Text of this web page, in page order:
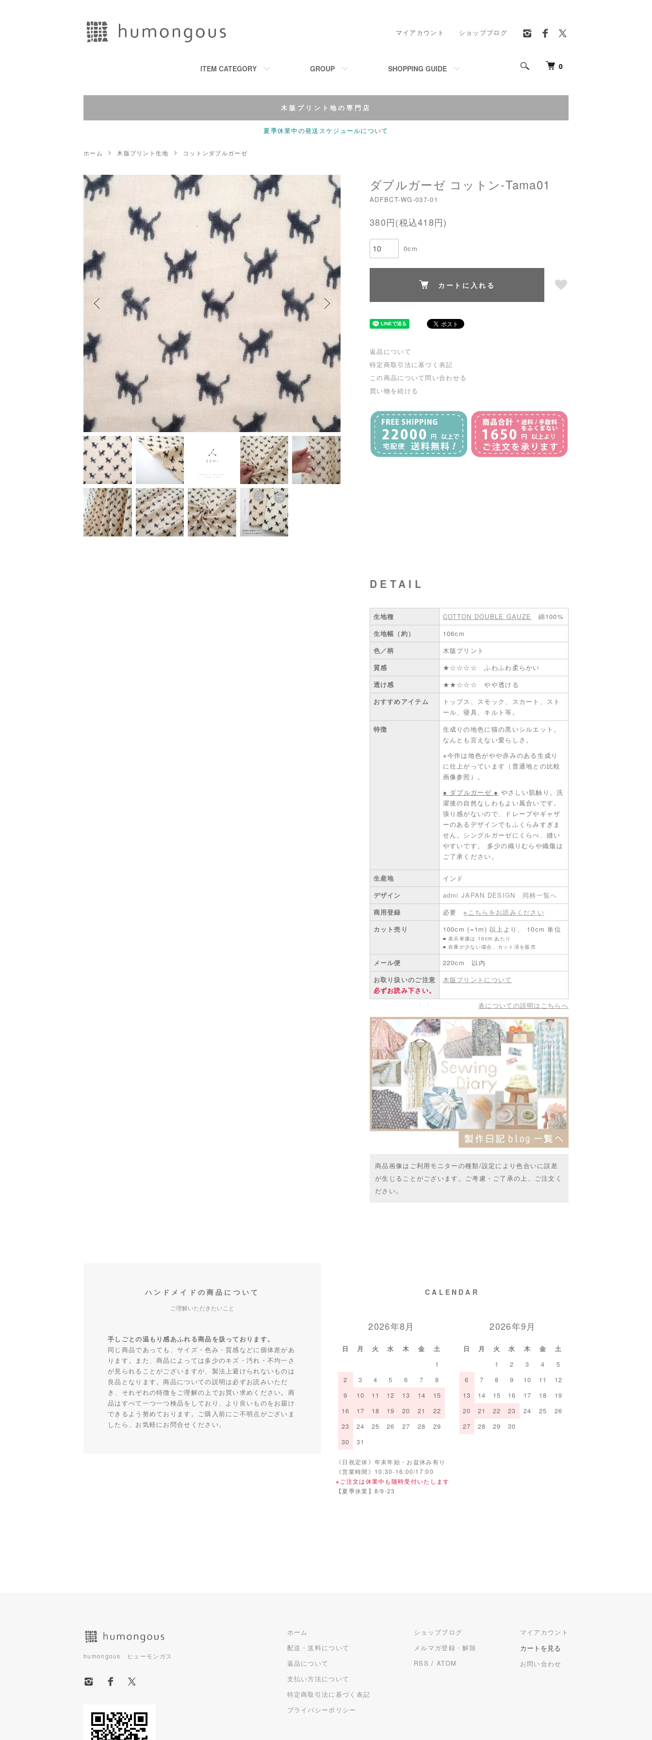
0
ITEM CATEGORY GROUP SHOPPING GUIDE
マイアカウント ショップブログ
木版プリント地の専門店
夏季休業中の発送スケジュールについて
ホーム 木版プリント生地 コットンダブルガーゼ
ダブルガーゼ コットン-Tama01
ADFBCT-WG-037-01
380円(税込418円)
0cm
カートに入れる
返品について
特定商取引法に基づく表記
この商品について問い合わせる
買い物を続ける
DETAIL
生地種 COTTON DOUBLE GAUZE
綿100%
生地幅（約）
106cm
色／柄
木版プリント
質感
★☆☆☆☆ ふわふわ柔らかい
透け感
★★☆☆☆ やや透ける
おすすめアイテム
トップス、スモック、スカート、スト
ール、寝具、キルト等。
特徴
生成りの地色に猫の黒いシルエット。
なんとも言えない愛らしさ。
※今作は地色がやや赤みのある生成り
に仕上がっています（普通地との比較
画像参照）。
● ダブルガーゼ ● やさしい肌触り。洗
濯後の自然なしわもよい風合いです。
張り感がないので、ドレープやギャザ
ーのあるデザインでもふくらみすぎま
せん。シングルガーゼにくらべ、縫い
やすいです。 多少の織りむらや織傷は
ご了承ください。
生産地
インド
デザイン
admi JAPAN DESIGN
同柄一覧へ
商用登録
必要※こちらをお読みください
カット売り
100cm (=1m) 以上より、 10cm 単位
■ 表示単価は 10cm あたり
■ 在庫が少ない場合、カット済を販売
メール便
220cm 以内
お取り扱いのご注意
必ずお読み下さい。
木版プリントについて
表についての説明はこちらへ
商品画像はご利用モニターの種類/設定により色合いに誤差
が生じることがございます。ご考慮・ご了承の上、ご注文く
ださい。
ハンドメイドの商品について
ご理解いただきたいこと
手しごとの温もり感あふれる商品を扱っております。
同じ商品であっても、サイズ・色み・質感などに個体差があ
ります。また、商品によっては多少のキズ・汚れ・不均一さ
が見られることがございますが、製法上避けられないものは
良品となります。商品についての説明は必ずお読みいただ
き、それぞれの特徴をご理解の上でお買い求めください。商
品はすべて一つ一つ検品をしており、より良いものをお届け
できるよう努めております。ご購入前にご不明点がございま
したら、お気軽にお問合せください。
CALENDAR
2026年8月
日 月 火 水 木 金
土
1
2
3 4 5 6 7
8
9
10 11 12 13 14
15
16
17 18 19 20 21
22
23
24 25 26 27 28
29
30
31
2026年9月
日 月 火 水 木 金
土
1
2 3 4
5
6
7 8 9 10 11
12
13
14 15 16 17 18
19
20
21 22 23 24 25
26
27
28 29 30
《日祝定休》年末年始・お盆休み有り
《営業時間》10:30-16:00/17:00
※ご注文は休業中も随時受付いたします
【夏季休業】8/9-23
humongous ヒューモンガス
ホーム
配送・送料について
返品について
支払い方法について
特定商取引法に基づく表記
プライバシーポリシー
ショップブログ
メルマガ登録・解除
RSS / ATOM
マイアカウント
カートを見る
お問い合わせ